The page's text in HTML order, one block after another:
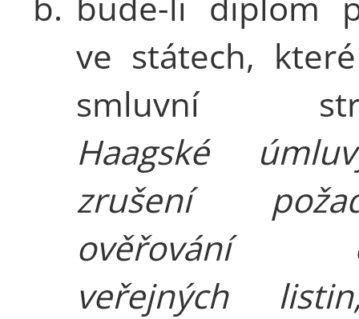
ve státech,
smluvní
Haagské
zrušení
ověřování
veřejných